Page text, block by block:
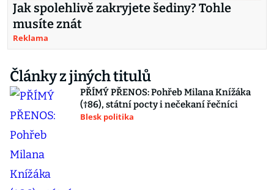
Jak spolehlivě zakryjete šediny? Tohle
musíte znát
Reklama
Články z jiných titulů
PŘÍMÝ PŘENOS: Pohřeb Milana Knížáka
(†86), státní pocty i nečekaní řečníci
Blesk politika